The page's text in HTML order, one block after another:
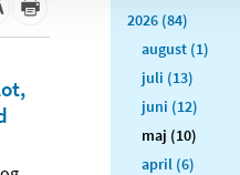
2026 (84)
august (1)
juli (13)
juni (12)
maj (10)
april (6)